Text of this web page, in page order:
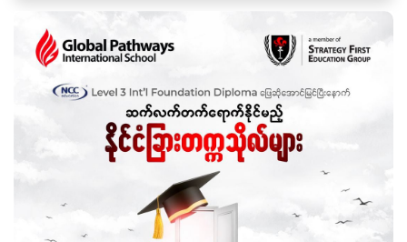
Council Partner School ကွန်ယက်အတွင်းရှိ ကျောင်းများမှ လူငယ်
များကို ဖိတ်ခေါ်ကာ ကမ္ဘာတစ်ဝှမ်းဖြစ်ပေါ်နေသည့် Social Issue များ
ကို ဖြေရှင်းဆောင်ရွက်နိုင်မည့် လူမှုအကျိုးပြု နည်းလမ်းများကို ဆန်း
များ၏ တီထွင်ဖန်တီးမှု၊ ပူးပေါင်းလုပ်ဆောင်မှု၊ လေ့လာစမ်းသစ်မှု
စသည်တို့ကို ပေါင်းစပ်ကာ ဗီဒီယိုများဖန်တီးပြီး ဝင်ရောက်ယှဉ်ပြိုင်ရသ
ည့် ပြိုင်ပွဲဖြစ်ပါသည်။
မြန်မာနိုင်ငံမှ British Council Partner School အဖွဲ့ဝင် International
School ပေါင်း (၁၂) ကျောင်းရှိ ကျောင်းသား၊ ကျောင်းသူများမှ ဝင်
ရောက်ယှဉ်ပြိုင်ခဲ့ကြပါသည်။ ယခုလို ပြိုင်ပွဲတွင် National Winner ဆု
နှင့် Best Video of Innovation ဆုကို ရရှိခဲ့သည့် IGCSE Batch 3
အတန်းမှ မဇွန်ရတနာထက်၊ မစံရတီလင်း၊ မဆုလာဘ်ရတီမျိုး၊မောင်
ကောင်းခန့်ဟိန်း၊ မောင်အောင်ခန့်သော် တို့အဖွဲ့ကို Global Pathways